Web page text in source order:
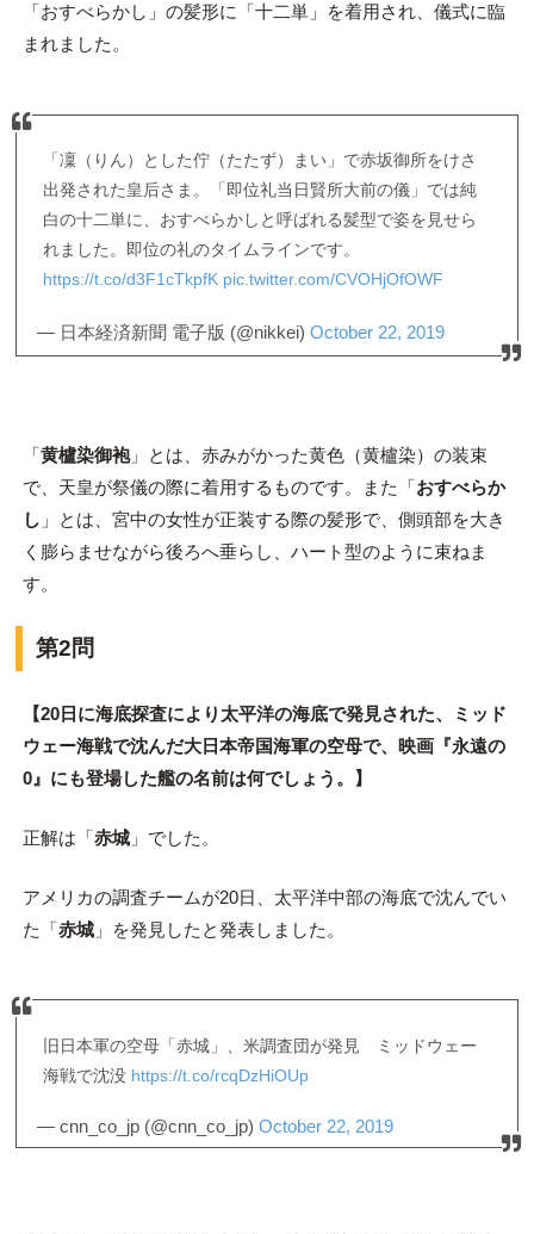
「おすべらかし」の髪形に「十二単」を着用され、儀式に臨
まれました。
「凜（りん）とした佇（たたず）まい」で赤坂御所をけさ
出発された皇后さま。「即位礼当日賢所大前の儀」では純
白の十二単に、おすべらかしと呼ばれる髪型で姿を見せら
れました。即位の礼のタイムラインです。
https://t.co/d3F1cTkpfK pic.twitter.com/CVOHjOfOWF
— 日本経済新聞 電子版 (@nikkei) October 22, 2019
「黄櫨染御袍」とは、赤みがかった黄色（黄櫨染）の装束
で、天皇が祭儀の際に着用するものです。また「おすべらか
し 」とは、宮中の女性が正装する際の髪形で、側頭部を大き
く膨らませながら後ろへ垂らし、ハート型のように束ねま
す。
第2問
【20日に海底探査により太平洋の海底で発見された、ミッド
ウェー海戦で沈んだ大日本帝国海軍の空母で、映画『永遠の
0』にも登場した艦の名前は何でしょう。】
正解は「赤城」でした。
アメリカの調査チームが20日、太平洋中部の海底で沈んでい
た「赤城」を発見したと発表しました。
旧日本軍の空母「赤城」、米調査団が発見 ミッドウェー
海戦で沈没 https://t.co/rcqDzHiOUp
— cnn_co_jp (@cnn_co_jp) October 22, 2019